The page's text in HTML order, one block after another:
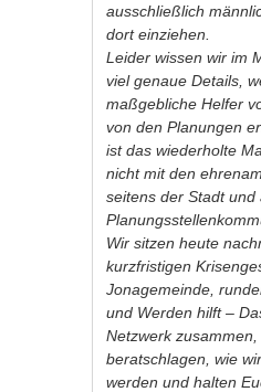
ausschließlich
dort einziehen.
Leider wissen wir im
viel genaue Details,
maßgebliche Helfer
von den Planungen
ist das wiederholte
nicht mit den
seitens der Stadt und
Planungsstellen
Wir sitzen heute
kurzfristigen
Jonagemeinde,
und Werden hilft –
Netzwerkzusammen,
beratschlagen, wie
werden und halten